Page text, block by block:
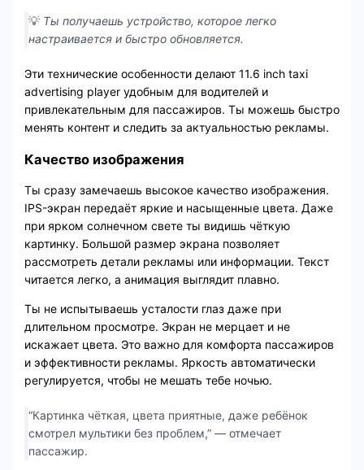
💡 Ты получаешь устройство, которое легко
настраивается и быстро обновляется.
Эти технические особенности делают 11.6 inch taxi
advertising player удобным для водителей и
привлекательным для пассажиров. Ты можешь быстро
менять контент и следить за актуальностью рекламы.
Качество изображения
Ты сразу замечаешь высокое качество изображения.
IPS-экран передаёт яркие и насыщенные цвета. Даже
при ярком солнечном свете ты видишь чёткую
картинку. Большой размер экрана позволяет
рассмотреть детали рекламы или информации. Текст
читается легко, а анимация выглядит плавно.
Ты не испытываешь усталости глаз даже при
длительном просмотре. Экран не мерцает и не
искажает цвета. Это важно для комфорта пассажиров
и эффективности рекламы. Яркость автоматически
регулируется, чтобы не мешать тебе ночью.
“Картинка чёткая, цвета приятные, даже ребёнок
смотрел мультики без проблем,” — отмечает
пассажир.